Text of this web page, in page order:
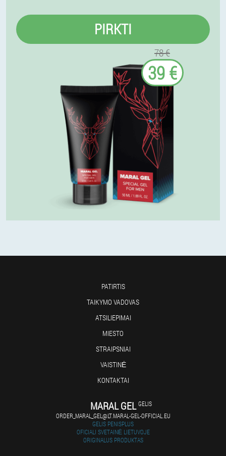
PIRKTI
78 €
39 €
PATIRTIS
TAIKYMO VADOVAS
ATSILIEPIMAI
MIESTO
STRAIPSNIAI
VAISTINĖ
KONTAKTAI
MARAL GEL GELIS
ORDER_MARAL_GEL@LT.MARAL-GEL-OFFICIAL.EU
GELIS PENISPLUS
OFICIALI SVETAINĖ LIETUVOJE
ORIGINALUS PRODUKTAS